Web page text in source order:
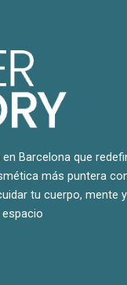
Barcelona que
más puntera
tu cuerpo, mente y